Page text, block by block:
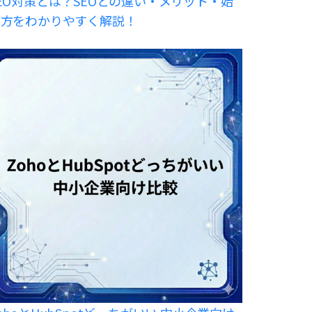
をわかりやすく解説！